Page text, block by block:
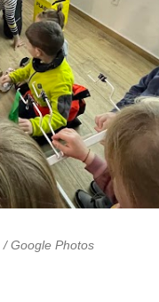
/ Google Photos